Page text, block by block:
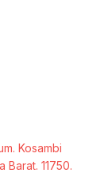
Kosambi
11750.